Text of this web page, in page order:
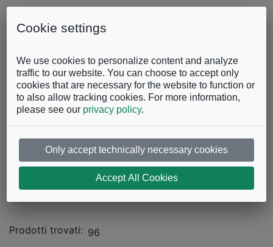
Skip to content
FacebookInstagramYouTube
Catalogo
Tavoli e sedie
Prodotti trovati: 96
Cookie settings
We use cookies to personalize content and analyze
traffic to our website. You can choose to accept only
cookies that are necessary for the website to function or
to also allow tracking cookies. For more information,
please see our privacy policy.
Only accept technically necessary cookies
Accept All Cookies